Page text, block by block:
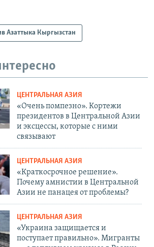
Азаттыка Кыргызстан
ЦЕНТРАЛЬНАЯ АЗИЯ
«Очень помпезно». Кортежи
президентов в Центральной Азии
и эксцессы, которые с ними
связывают
ЦЕНТРАЛЬНАЯ АЗИЯ
«Краткосрочное решение».
Почему амнистии в Центральной
Азии не панацея от проблемы?
ЦЕНТРАЛЬНАЯ АЗИЯ
«Украина защищается и
поступает правильно». Мигранты